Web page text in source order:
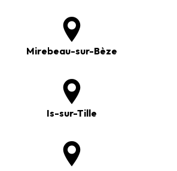
Mirebeau-sur-Bèze
Is-sur-Tille